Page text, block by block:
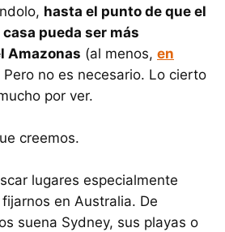
hasta el punto de que el
pueda ser más
Amazonas (al menos, en
Pero no es necesario. Lo cierto
por ver.
creemos.
lugares especialmente
en Australia. De
suena Sydney, sus playas o